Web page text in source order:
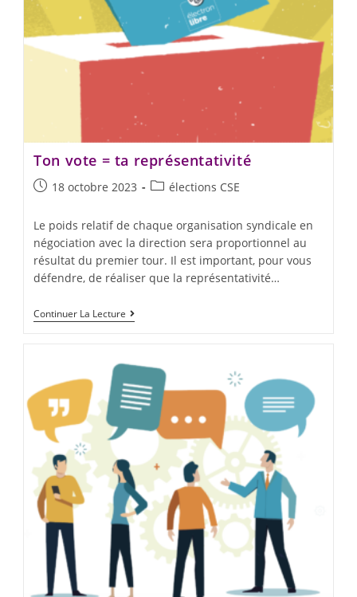
Ton vote = ta représentativité
18 octobre 2023 élections CSE
Le poids relatif de chaque organisation syndicale en
négociation avec la direction sera proportionnel au
résultat du premier tour. Il est important, pour vous
défendre, de réaliser que la représentativité…
Continuer La Lecture